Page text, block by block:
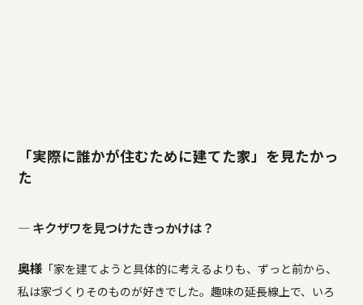
「実際に誰かが住むために建てた家」を見たかっ
た
― キクザワを見つけたきっかけは？
奥様 「家を建てようと具体的に考えるよりも、ずっと前から、
私は家づくりそのものが好きでした。趣味の延長線上で、いろ